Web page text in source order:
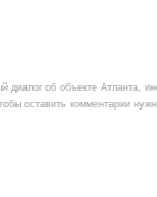
диалог об объекте Атланта,
оставить комментарии